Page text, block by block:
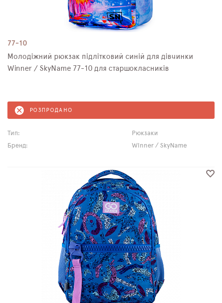
77-10
Молодіжний рюкзак підлітковий синій для дівчинки
Winner / SkyName 77-10 для старшокласників
РОЗПРОДАНО
Тип:
Рюкзаки
Бренд:
Winner / SkyName